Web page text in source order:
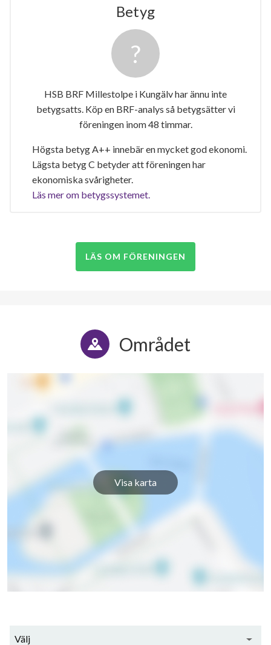
Betyg
HSB BRF Millestolpe i Kungälv har ännu inte
betygsatts. Köp en BRF-analys så betygsätter vi
föreningen inom 48 timmar.
Högsta betyg A++ innebär en mycket god ekonomi.
Lägsta betyg C betyder att föreningen har
ekonomiska svårigheter.
Läs mer om betygssystemet.
LÄS OM FÖRENINGEN
Området
Visa karta
Välj